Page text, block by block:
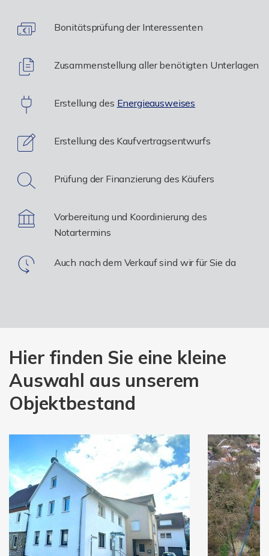
Bonitätsprüfung der Interessenten
Zusammenstellung aller benötigten Unterlagen
Erstellung des Energieausweises
Erstellung des Kaufvertragsentwurfs
Prüfung der Finanzierung des Käufers
Vorbereitung und Koordinierung des
Notartermins
Auch nach dem Verkauf sind wir für Sie da
Hier finden Sie eine kleine
Auswahl aus unserem
Objektbestand